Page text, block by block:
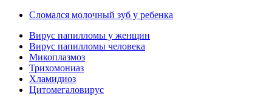
Сломался молочный зуб у ребенка
Вирус папилломы у женщин
Вирус папилломы человека
Микоплазмоз
Трихомониаз
Хламидиоз
Цитомегаловирус